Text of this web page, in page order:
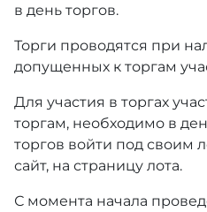
в день торгов.
Торги проводятся при
допущенных к торгам
Для участия в торгах
торгам, необходимо в
торгов войти под своим
сайт, на страницу лота.
С момента начала